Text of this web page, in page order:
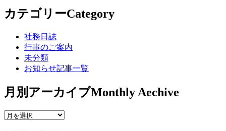
カテゴリーCategory
社務日誌
行事のご案内
未分類
お知らせ記事一覧
月別アーカイブMonthly Aechive